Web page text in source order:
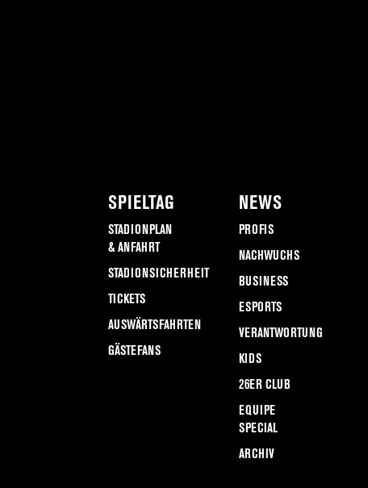
SPIELTAG
STADIONPLAN
& ANFAHRT
STADIONSICHERHEIT
TICKETS
AUSWÄRTSFAHRTEN
GÄSTEFANS
NEWS
PROFIS
NACHWUCHS
BUSINESS
ESPORTS
VERANTWORTUNG
KIDS
26ER CLUB
EQUIPE
SPECIAL
ARCHIV